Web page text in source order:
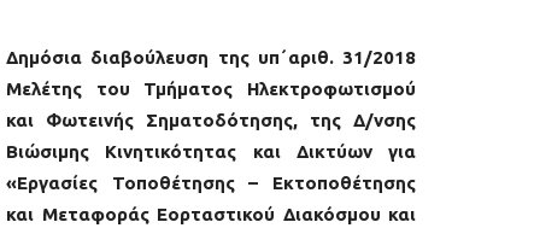
Δημόσια διαβούλευση της υπ΄αριθ. 31/2018
Μελέτης του Τμήματος Ηλεκτροφωτισμού
και Φωτεινής Σηματοδότησης, της Δ/νσης
Βιώσιμης Κινητικότητας και Δικτύων για
«Εργασίες Τοποθέτησης – Εκτοποθέτησης
και Μεταφοράς Εορταστικού Διακόσμου και